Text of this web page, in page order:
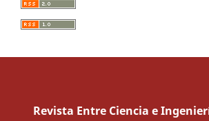
Revista Entre Ciencia e